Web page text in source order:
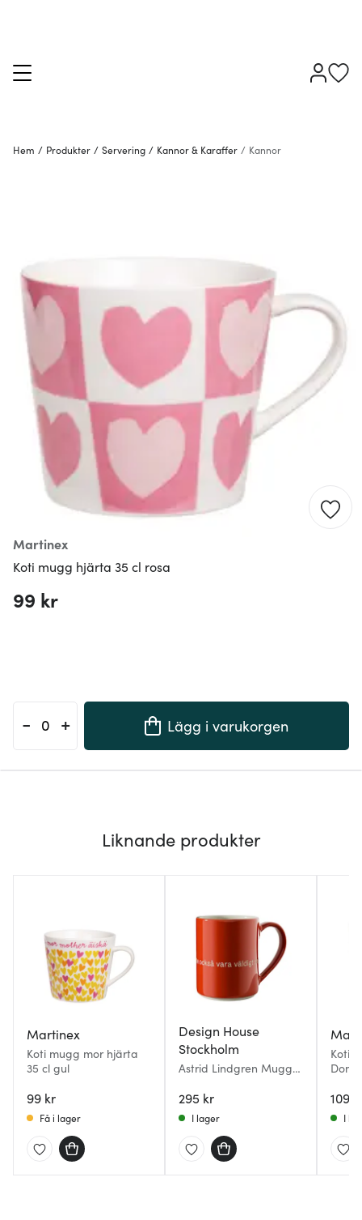
Hem / Produkter / Servering / Kannor & Karaffer / Kannor
Martinex
Koti mugg hjärta 35 cl rosa
99 kr
- + Lägg i varukorgen
Liknande produkter
Martinex
Koti mugg mor hjärta
35 cl gul
99 kr
Få i lager
Design House
Stockholm
Astrid Lindgren Mugg
295 kr
I lager
Koti
109
I